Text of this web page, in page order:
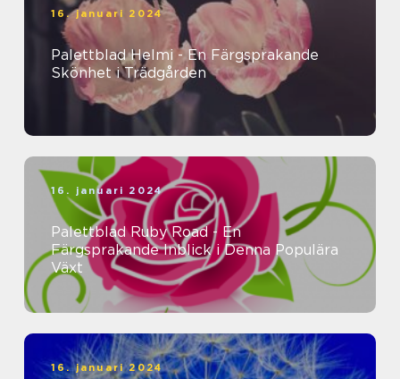
16. januari 2024
Palettblad Helmi - En Färgsprakande
Skönhet i Trädgården
16. januari 2024
Palettblad Ruby Road - En
Färgsprakande Inblick i Denna Populära
Växt
16. januari 2024